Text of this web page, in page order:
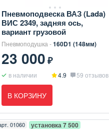
Пневмоподвеска ВАЗ (Lada)
ВИС 2349, задняя ось,
вариант грузовой
Пневмоподушка -160D1 (148мм)
23 000₽
в наличии 4.9 59 отзывов
В КОРЗИНУ
01060 установка 7 500